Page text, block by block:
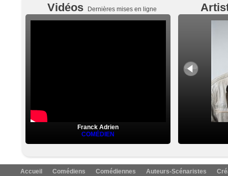
Vidéos Dernières mises en ligne
Franck Adrien
COMÉDIEN
Accueil Comédiens Comédiennes Auteurs-Scénaristes